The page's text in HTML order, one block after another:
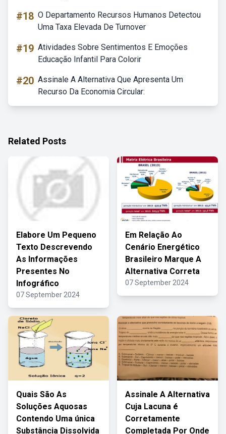
#18 O Departamento Recursos Humanos Detectou
Uma Taxa Elevada De Turnover
#19 Atividades Sobre Sentimentos E Emoções
Educação Infantil Para Colorir
#20 Assinale A Alternativa Que Apresenta Um
Recurso Da Economia Circular:
Related Posts
Elabore Um Pequeno
Texto Descrevendo
As Informações
Presentes No
Infográfico
07 September 2024
Em Relação Ao
Cenário Energético
Brasileiro Marque A
Alternativa Correta
07 September 2024
Quais São As
Soluções Aquosas
Contendo Uma única
Substância Dissolvida
Assinale A Alternativa
Cuja Lacuna é
Corretamente
Completada Por Onde